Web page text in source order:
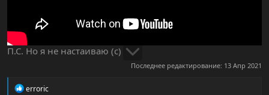
П.С. Но я не настаиваю (с)
Последнее редактирование: 13 Апр 2021
Р
erroric